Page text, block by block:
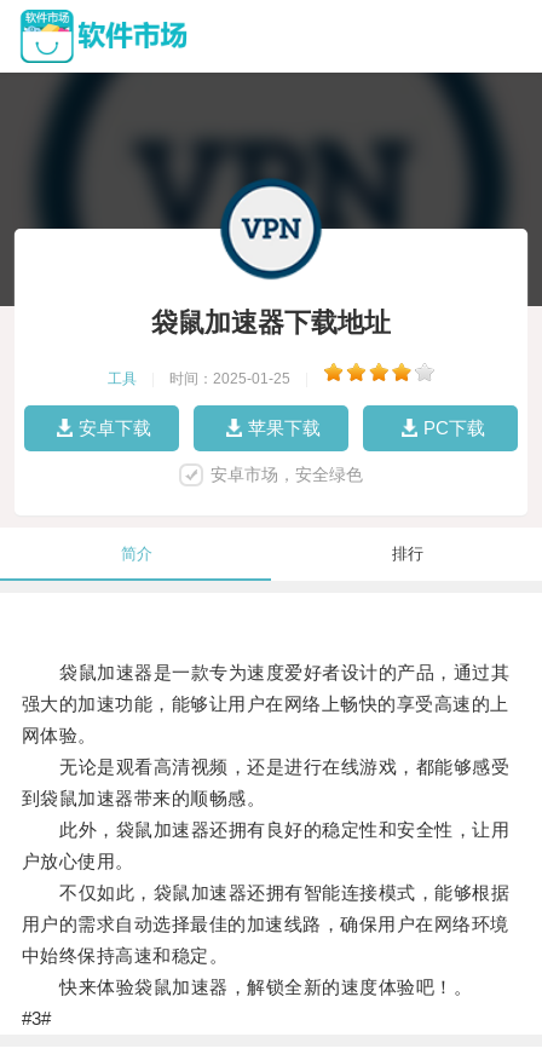
袋鼠加速器下载地址
工具 时间：2025-01-25
安卓下载 苹果下载 PC下载
安卓市场，安全绿色
简介 排行
袋鼠加速器是一款专为速度爱好者设计的产品，通过其
强大的加速功能，能够让用户在网络上畅快的享受高速的上
网体验。
无论是观看高清视频，还是进行在线游戏，都能够感受
到袋鼠加速器带来的顺畅感。
此外，袋鼠加速器还拥有良好的稳定性和安全性，让用
户放心使用。
不仅如此，袋鼠加速器还拥有智能连接模式，能够根据
用户的需求自动选择最佳的加速线路，确保用户在网络环境
中始终保持高速和稳定。
快来体验袋鼠加速器，解锁全新的速度体验吧！。
#3#